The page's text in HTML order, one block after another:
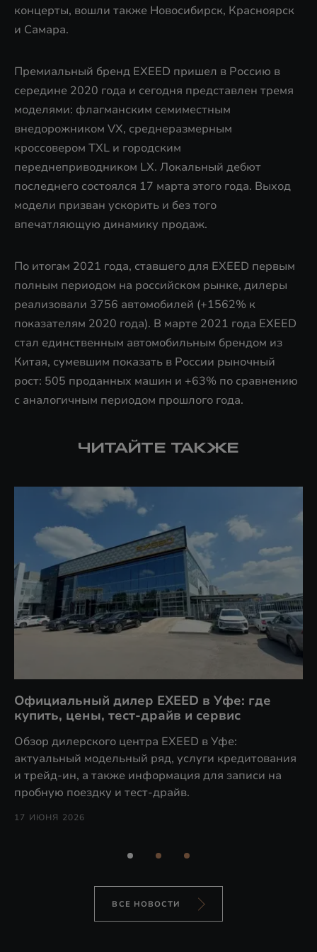
концерты, вошли также Новосибирск, Красноярск
и Самара.
Премиальный бренд EXEED пришел в Россию в
середине 2020 года и сегодня представлен тремя
моделями: флагманским семиместным
внедорожником VX, среднеразмерным
кроссовером TXL и городским
переднеприводником LX. Локальный дебют
последнего состоялся 17 марта этого года. Выход
модели призван ускорить и без того
впечатляющую динамику продаж.
По итогам 2021 года, ставшего для EXEED первым
полным периодом на российском рынке, дилеры
реализовали 3756 автомобилей (+1562% к
показателям 2020 года). В марте 2021 года EXEED
стал единственным автомобильным брендом из
Китая, сумевшим показать в России рыночный
рост: 505 проданных машин и +63% по сравнению
с аналогичным периодом прошлого года.
ЧИТАЙТЕ ТАКЖЕ
Официальный дилер EXEED в Уфе: где
купить, цены, тест-драйв и сервис
Обзор дилерского центра EXEED в Уфе:
актуальный модельный ряд, услуги кредитования
и трейд-ин, а также информация для записи на
пробную поездку и тест-драйв.
17 ИЮНЯ 2026
ВСЕ НОВОСТИ